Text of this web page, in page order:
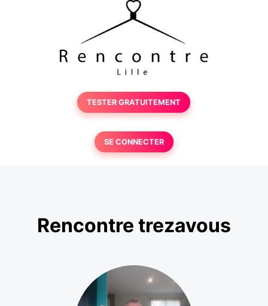
TESTER GRATUITEMENT
SE CONNECTER
Rencontre trezavous